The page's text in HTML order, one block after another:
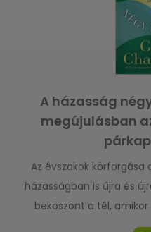
A házasság
megújulásban
Az évszakok
házasságban is újra és
beköszönt a tél,
magányosak és